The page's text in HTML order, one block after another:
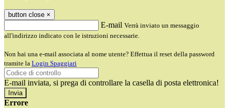
button close ×
E-mail Verrà inviato un messaggio
all'indirizzo indicato con le istruzioni necessarie.
Non hai una e-mail associata al nome utente? Effettua il reset della password
tramite la Login Spaggiari
E-mail inviata, si prega di controllare la casella di posta elettronica!
Errore